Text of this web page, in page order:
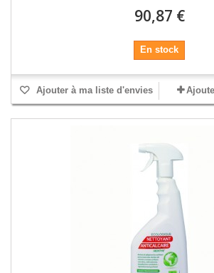
90,87 €
En stock
Ajouter à ma liste d'envies